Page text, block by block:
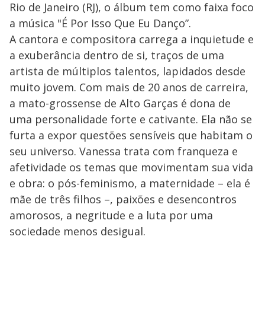
Rio de Janeiro (RJ), o álbum tem como faixa foco
a música "É Por Isso Que Eu Danço”.
A cantora e compositora carrega a inquietude e
a exuberância dentro de si, traços de uma
artista de múltiplos talentos, lapidados desde
muito jovem. Com mais de 20 anos de carreira,
a mato-grossense de Alto Garças é dona de
uma personalidade forte e cativante. Ela não se
furta a expor questões sensíveis que habitam o
seu universo. Vanessa trata com franqueza e
afetividade os temas que movimentam sua vida
e obra: o pós-feminismo, a maternidade – ela é
mãe de três filhos –, paixões e desencontros
amorosos, a negritude e a luta por uma
sociedade menos desigual.